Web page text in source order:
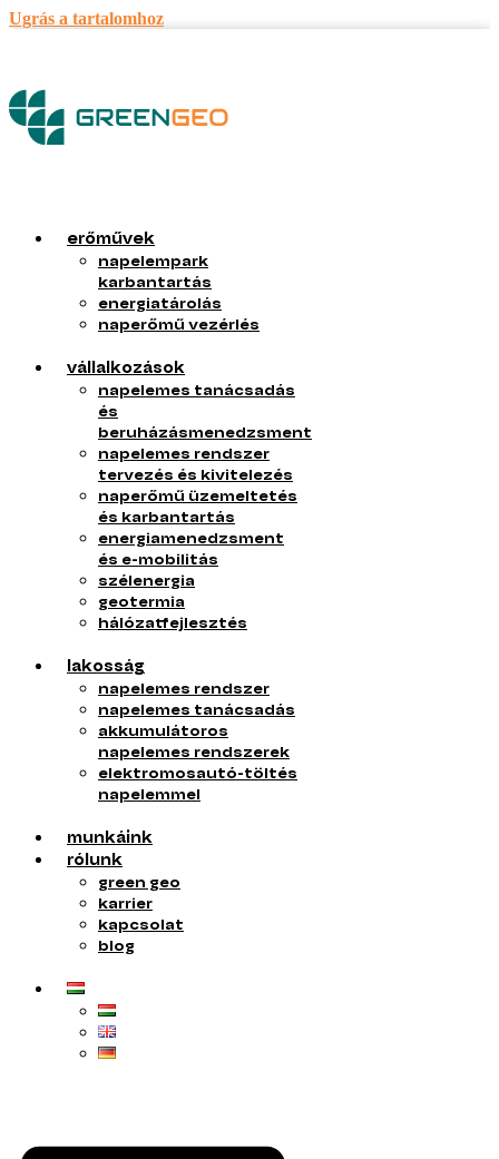
Ugrás a tartalomhoz
erőművek
napelempark
karbantartás
energiatárolás
naperőmű vezérlés
vállalkozások
napelemes tanácsadás
és
beruházásmenedzsment
napelemes rendszer
tervezés és kivitelezés
naperőmű üzemeltetés
és karbantartás
energiamenedzsment
és e-mobilitás
szélenergia
geotermia
hálózatfejlesztés
lakosság
napelemes rendszer
napelemes tanácsadás
akkumulátoros
napelemes rendszerek
elektromosautó-töltés
napelemmel
munkáink
rólunk
green geo
karrier
kapcsolat
blog